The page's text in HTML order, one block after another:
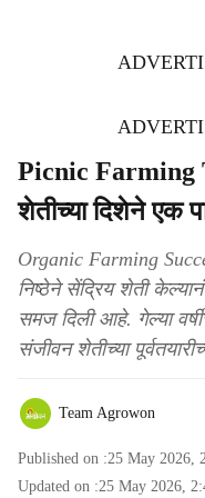
Picnic Farming
शेतीच्या दिशेने एक
Organic Farming
निष्ठेने सेंद्रिय शेती
समज दिली आहे. गेल्या
संजीवन शेतीच्या
Team Agrowon
Published on :25 May 2026,
Updated on :25 May 2026,